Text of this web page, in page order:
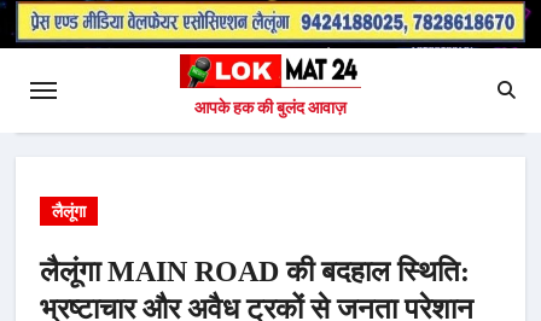
आपके हक की बुलंद आवाज़
लैलूंगा
लैलूंगा MAIN ROAD की बदहाल स्थिति:
भ्रष्टाचार और अवैध ट्रकों से जनता परेशान